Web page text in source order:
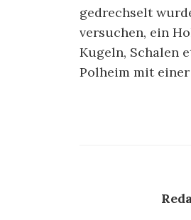
gedrechselt
versuchen, ein
Kugeln, Schalen
Polheim mit